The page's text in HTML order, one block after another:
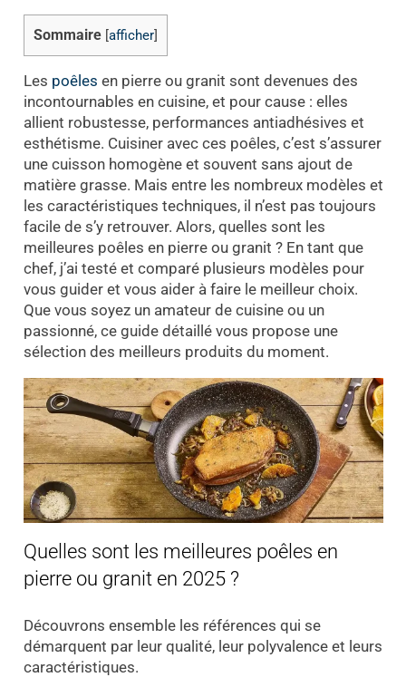
Sommaire afficher]
Les poêles en pierre ou granit sont devenues des
incontournables en cuisine, et pour cause : elles
allient robustesse, performances antiadhésives et
esthétisme. Cuisiner avec ces poêles, c’est s’assurer
une cuisson homogène et souvent sans ajout de
matière grasse. Mais entre les nombreux modèles et
les caractéristiques techniques, il n’est pas toujours
facile de s’y retrouver. Alors, quelles sont les
meilleures poêles en pierre ou granit ? En tant que
chef, j’ai testé et comparé plusieurs modèles pour
vous guider et vous aider à faire le meilleur choix.
Que vous soyez un amateur de cuisine ou un
passionné, ce guide détaillé vous propose une
sélection des meilleurs produits du moment.
Quelles sont les meilleures poêles en
pierre ou granit en 2025 ?
Découvrons ensemble les références qui se
démarquent par leur qualité, leur polyvalence et leurs
caractéristiques.